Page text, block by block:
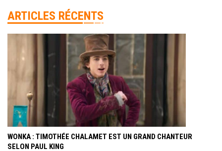
ARTICLES RÉCENTS
WONKA : TIMOTHÉE CHALAMET EST UN GRAND CHANTEUR
SELON PAUL KING